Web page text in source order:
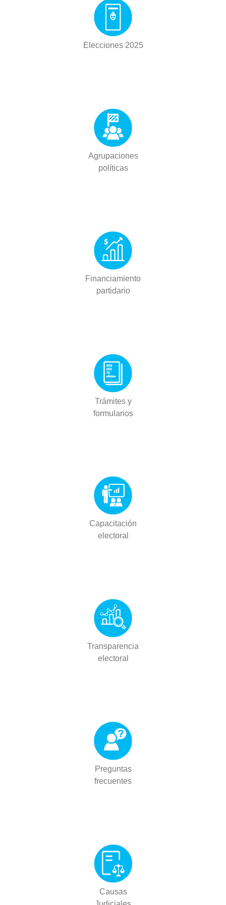
Elecciones 2025
Agrupaciones
políticas
Financiamiento
partidario
Trámites y
formularios
Capacitación
electoral
Transparencia
electoral
Preguntas
frecuentes
Causas